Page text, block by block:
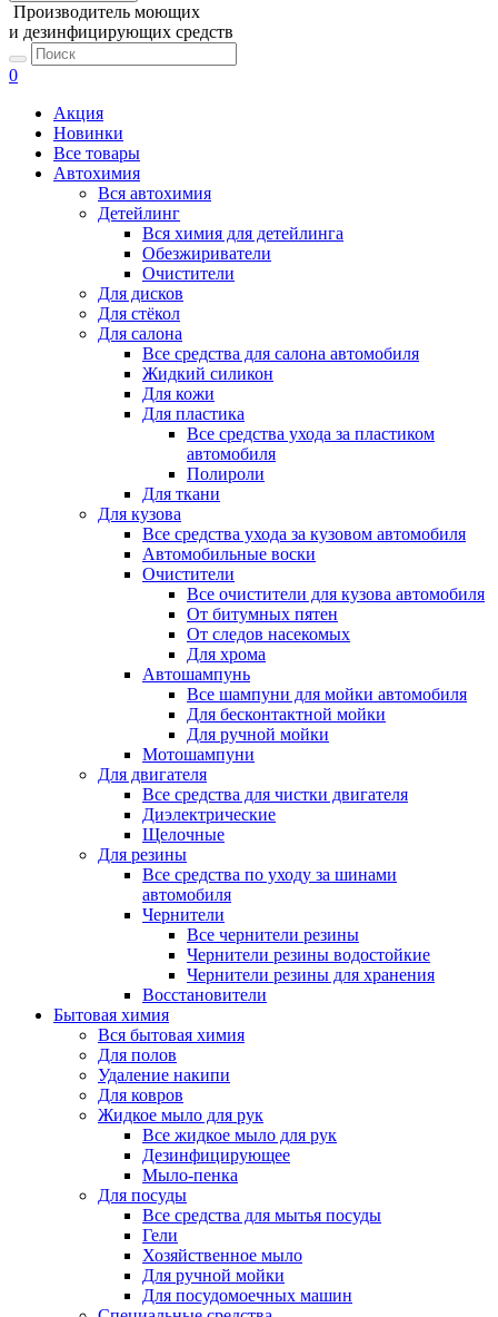
Производитель моющих
и дезинфицирующих средств
0
Акция
Новинки
Все товары
Автохимия
Вся автохимия
Детейлинг
Вся химия для детейлинга
Обезжириватели
Очистители
Для дисков
Для стёкол
Для салона
Все средства для салона автомобиля
Жидкий силикон
Для кожи
Для пластика
Все средства ухода за пластиком
автомобиля
Полироли
Для ткани
Для кузова
Все средства ухода за кузовом автомобиля
Автомобильные воски
Очистители
Все очистители для кузова автомобиля
От битумных пятен
От следов насекомых
Для хрома
Автошампунь
Все шампуни для мойки автомобиля
Для бесконтактной мойки
Для ручной мойки
Мотошампуни
Для двигателя
Все средства для чистки двигателя
Диэлектрические
Щелочные
Для резины
Все средства по уходу за шинами
автомобиля
Чернители
Все чернители резины
Чернители резины водостойкие
Чернители резины для хранения
Восстановители
Бытовая химия
Вся бытовая химия
Для полов
Удаление накипи
Для ковров
Жидкое мыло для рук
Все жидкое мыло для рук
Дезинфицирующее
Мыло-пенка
Для посуды
Все средства для мытья посуды
Гели
Хозяйственное мыло
Для ручной мойки
Для посудомоечных машин